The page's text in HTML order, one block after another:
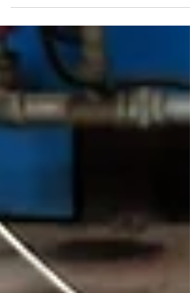
soruları sorabileceğiniz konusunda MOERS K-
pozisyonun gereklerini karşılamayan
baz alarak oluşturulan bu sorular standart
alışınızda random geliyor.